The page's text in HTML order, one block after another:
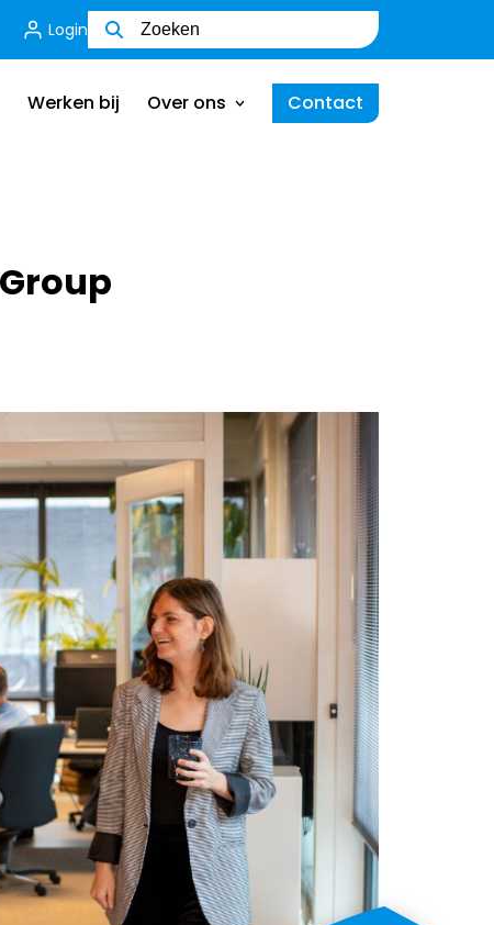
Login
Werken bij Over ons Contact
Wie zijn wij